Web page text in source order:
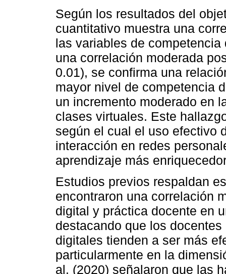
Según los resultados del
cuantitativo muestra una
las variables de
una correlación moderada
0.01), se confirma una
mayor nivel de competencia
un incremento moderado en
clases virtuales. Este
según el cual el uso efectivo
interacción en redes
aprendizaje más
Estudios previos respaldan
encontraron una correlación
digital y práctica docente en
destacando que los
digitales tienden a ser más
particularmente en la
al. (2020) señalaron que las